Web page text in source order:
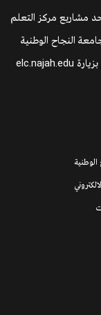
مشاريع مركز التعلم
النجاح الوطنية
elc.najah.edu